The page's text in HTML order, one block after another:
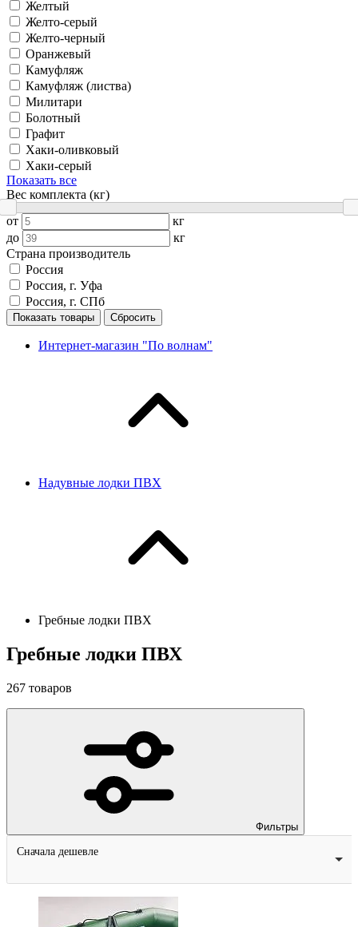
Желтый
Желто-серый
Желто-черный
Оранжевый
Камуфляж
Камуфляж (листва)
Милитари
Болотный
Графит
Хаки-оливковый
Хаки-серый
Показать все
Вес комплекта (кг)
от
кг
до
кг
Страна производитель
Россия
Россия, г. Уфа
Россия, г. СПб
Показать товары Сбросить
Интернет-магазин "По волнам"
Надувные лодки ПВХ
Гребные лодки ПВХ
Гребные лодки ПВХ
267 товаров
Фильтры
Сначала дешевле